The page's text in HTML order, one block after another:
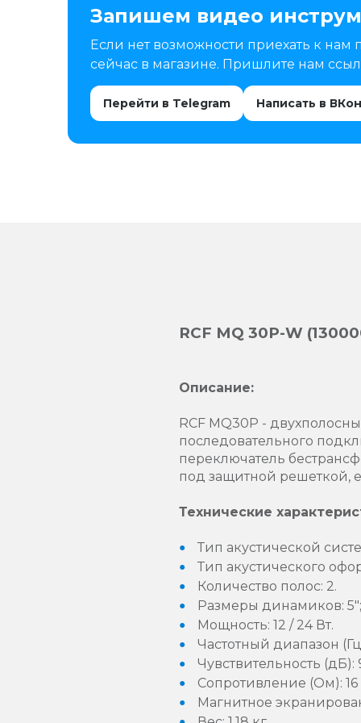
Запишем видео
Если нет возможности приехать к
сейчас в магазине. Пришлите нам
Перейти в Telegram Написать в
RCF MQ 30P-W
Описание:
RCF MQ30P -
последовательного
переключатель
под защитной решеткой,
Технические
Тип акустической
Тип акустического
Количество полос: 2.
Размеры динамиков: 5";
Мощность: 12 / 24 Вт.
Частотный диапазон
Чувствительность (дБ):
Сопротивление (Ом):
Магнитное